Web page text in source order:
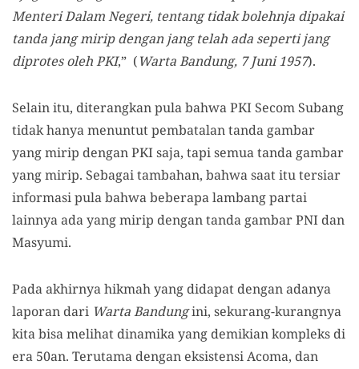
Menteri Dalam Negeri, tentang tidak bolehnja dipakai
tanda jang mirip dengan jang telah ada seperti jang
diprotes oleh PKI,” (Warta Bandung, 7 Juni 1957).
Selain itu, diterangkan pula bahwa PKI Secom Subang
tidak hanya menuntut pembatalan tanda gambar
yang mirip dengan PKI saja, tapi semua tanda gambar
yang mirip. Sebagai tambahan, bahwa saat itu tersiar
informasi pula bahwa beberapa lambang partai
lainnya ada yang mirip dengan tanda gambar PNI dan
Masyumi.
Pada akhirnya hikmah yang didapat dengan adanya
laporan dari Warta Bandungini, sekurang-kurangnya
kita bisa melihat dinamika yang demikian kompleks di
era 50an. Terutama dengan eksistensi Acoma, dan